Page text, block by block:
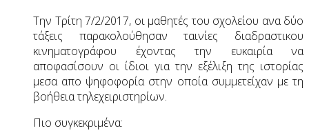
Την Τρίτη 7/2/2017, οι μαθητές του σχολείου ανα δύο
τάξεις παρακολούθησαν ταινίες διαδραστικου
κινηματογράφου έχοντας την ευκαιρία να
αποφασίσουν οι ίδιοι για την εξέλιξη της ιστορίας
μεσα απο ψηφοφορία στην οποία συμμετείχαν με τη
βοήθεια τηλεχειριστηρίων.
Πιο συγκεκριμένα: